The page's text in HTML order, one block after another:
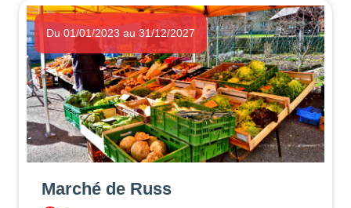
Du 01/01/2023 au 31/12/2027
Marché de Russ